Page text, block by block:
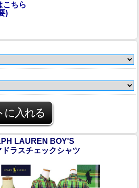
こちら
)
LAUREN BOY'S
ドラスチェックシャツ